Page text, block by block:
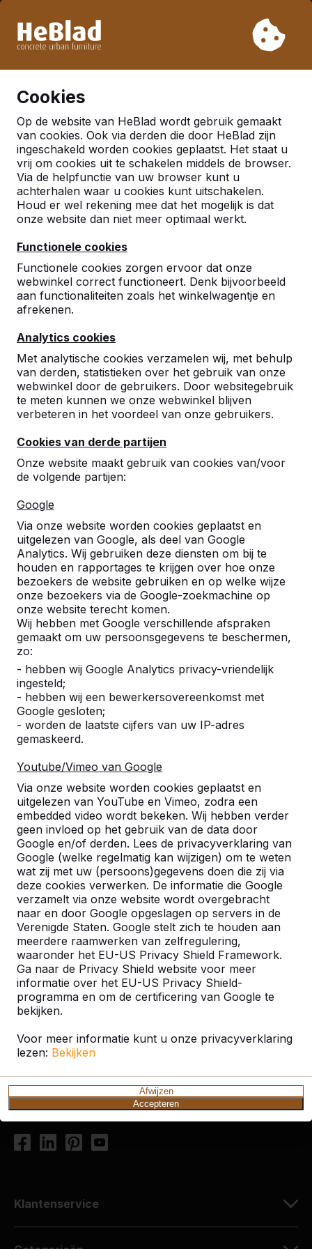
week 33. Houdt u daarom rekening met langere levertijden.
Cookies
Op de website van HeBlad wordt gebruik gemaakt
van cookies. Ook via derden die door HeBlad zijn
ingeschakeld worden cookies geplaatst. Het staat u
vrij om cookies uit te schakelen middels de browser.
Via de helpfunctie van uw browser kunt u
achterhalen waar u cookies kunt uitschakelen.
Houd er wel rekening mee dat het mogelijk is dat
onze website dan niet meer optimaal werkt.
Functionele cookies
Functionele cookies zorgen ervoor dat onze
webwinkel correct functioneert. Denk bijvoorbeeld
aan functionaliteiten zoals het winkelwagentje en
afrekenen.
Analytics cookies
Met analytische cookies verzamelen wij, met behulp
van derden, statistieken over het gebruik van onze
webwinkel door de gebruikers. Door websitegebruik
te meten kunnen we onze webwinkel blijven
verbeteren in het voordeel van onze gebruikers.
Cookies van derde partijen
Onze website maakt gebruik van cookies van/voor
de volgende partijen:
Google
Via onze website worden cookies geplaatst en
uitgelezen van Google, als deel van Google
Analytics. Wij gebruiken deze diensten om bij te
houden en rapportages te krijgen over hoe onze
bezoekers de website gebruiken en op welke wijze
onze bezoekers via de Google-zoekmachine op
onze website terecht komen.
Wij hebben met Google verschillende afspraken
gemaakt om uw persoonsgegevens te beschermen,
zo:
- hebben wij Google Analytics privacy-vriendelijk
ingesteld;
- hebben wij een bewerkersovereenkomst met
Google gesloten;
- worden de laatste cijfers van uw IP-adres
gemaskeerd.
Youtube/Vimeo van Google
Via onze website worden cookies geplaatst en
uitgelezen van YouTube en Vimeo, zodra een
embedded video wordt bekeken. Wij hebben verder
geen invloed op het gebruik van de data door
Google en/of derden. Lees de privacyverklaring van
Google (welke regelmatig kan wijzigen) om te weten
wat zij met uw (persoons)gegevens doen die zij via
deze cookies verwerken. De informatie die Google
verzamelt via onze website wordt overgebracht
naar en door Google opgeslagen op servers in de
Verenigde Staten. Google stelt zich te houden aan
meerdere raamwerken van zelfregulering,
waaronder het EU-US Privacy Shield Framework.
Ga naar de Privacy Shield website voor meer
informatie over het EU-US Privacy Shield-
programma en om de certificering van Google te
bekijken.
Voor meer informatie kunt u onze privacyverklaring
lezen: Bekijken
Afwijzen
Accepteren
Al meer dan 30.000 producten verkocht
Nederland
Referenties in:Soest
Geen reviews gevonden voor deze
locatie.
Referenties
U vindt onze producten in heel Europa en
zelfs daarbuiten. Bekijk hier waar bij u in de
buurt al een HeBlad product staat.
Product
Alles weergeven
Categorie
Alles weergeven
Zoek op plaats of postcode
Zie ook
Amersfoort Baarn Brussel
Den
Dolder
Hoogland
Contact
HeBlad Nederland
5527 LC Hapert
Nederland
+31 (0)497 - 36.08.08
info@HeBlad.com
Klantenservice